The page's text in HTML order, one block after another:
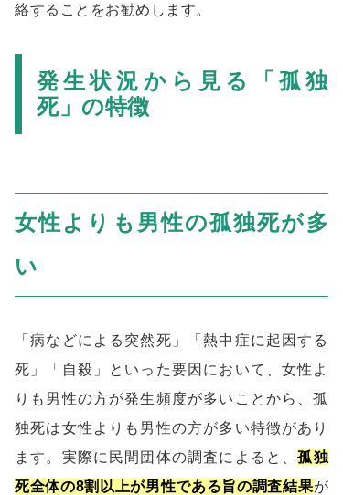
絡することをお勧めします。
発生状況から見る「孤独
死」の特徴
女性よりも男性の孤独死が多
い
「病などによる突然死」「熱中症に起因する
死」「自殺」といった要因において、女性よ
りも男性の方が発生頻度が多いことから、孤
独死は女性よりも男性の方が多い特徴があり
ます。実際に民間団体の調査によると、孤独
死全体の8割以上が男性である旨の調査結果が